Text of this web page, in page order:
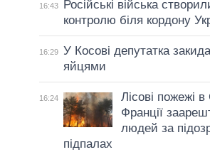
16:43
Російські війська
контролю біля кордону
16:29 У Косові депутатка
яйцями
16:24
Лісові пожежі
Франції
людей за
підпалах